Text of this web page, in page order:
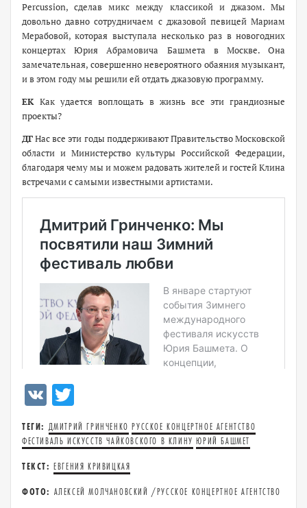
Percussion, сделав микс между классикой и джазом. Мы
довольно давно сотрудничаем с джазовой певицей Мариам
Мерабовой, которая выступала несколько раз в новогодних
концертах Юрия Абрамовича Башмета в Москве. Она
замечательная, совершенно невероятного обаяния музыкант,
и в этом году мы решили ей отдать джазовую программу.
ЕК Как удается воплощать в жизнь все эти грандиозные
проекты?
ДГНас все эти годы поддерживают Правительство Московской
области и Министерство культуры Российской Федерации,
благодаря чему мы и можем радовать жителей и гостей Клина
встречами с самыми известными артистами.
VK
ТЕГИ: ДМИТРИЙ ГРИНЧЕНКО РУССКОЕ КОНЦЕРТНОЕ АГЕНТСТВО
ФЕСТИВАЛЬ ИСКУССТВ ЧАЙКОВСКОГО В КЛИНУ ЮРИЙ БАШМЕТ
ТЕКСТ: ЕВГЕНИЯ КРИВИЦКАЯ
ФОТО: АЛЕКСЕЙ МОЛЧАНОВСКИЙ /РУССКОЕ КОНЦЕРТНОЕ АГЕНТСТВО